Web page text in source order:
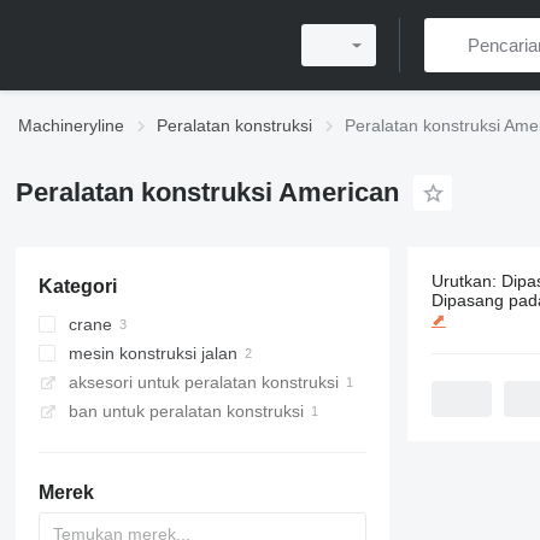
Machineryline Peralatan konstruksi Peralatan konstruksi
Peralatan konstruksi American
Kategori
crane
crawler crane
mesin konstruksi jalan
jackhammer
aksesori untuk peralatan konstruksi
ban untuk peralatan konstruksi
Merek
5 iklan:
Urutkan:
Dipasang
⬈